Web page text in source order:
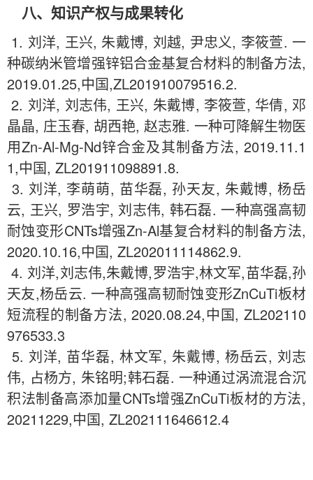
八、知识产权与成果转化
1. 刘洋, 王兴, 朱戴博, 刘越, 尹忠义, 李筱萱. 一
种碳纳米管增强锌铝合金基复合材料的制备方法,
2019.01.25,中国,ZL201910079516.2.
2. 刘洋, 刘志伟, 王兴, 朱戴博, 李筱萱, 华倩, 邓
晶晶, 庄玉春, 胡西艳, 赵志雅. 一种可降解生物医
用Zn-Al-Mg-Nd锌合金及其制备方法, 2019.11.1
1,中国, ZL201911098891.8.
3. 刘洋, 李萌萌, 苗华磊, 孙天友, 朱戴博, 杨岳
云, 王兴, 罗浩宇, 刘志伟, 韩石磊. 一种高强高韧
耐蚀变形CNTs增强Zn-Al基复合材料的制备方法,
2020.10.16,中国, ZL202011114862.9.
4. 刘洋,刘志伟,朱戴博,罗浩宇,林文军,苗华磊,孙
天友,杨岳云. 一种高强高韧耐蚀变形ZnCuTi板材
短流程的制备方法, 2020.08.24,中国, ZL202110
976533.3
5. 刘洋, 苗华磊, 林文军, 朱戴博, 杨岳云, 刘志
伟, 占杨方, 朱铭明;韩石磊. 一种通过涡流混合沉
积法制备高添加量CNTs增强ZnCuTi板材的方法,
20211229,中国, ZL202111646612.4